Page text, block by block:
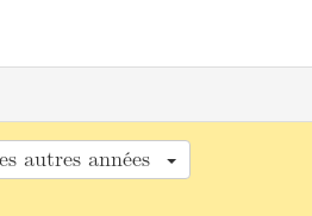
autres années